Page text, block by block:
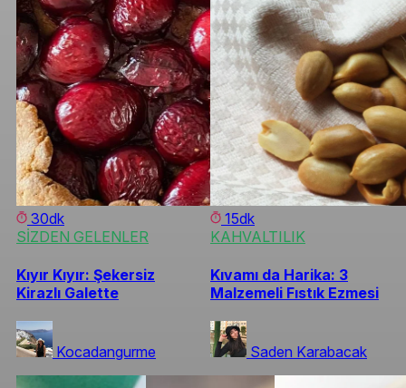
30dk
SİZDEN GELENLER
Kıyır Kıyır: Şekersiz
Kirazlı Galette
Kocadangurme
15dk
KAHVALTILIK
Kıvamı da Harika: 3
Malzemeli Fıstık Ezmesi
Saden Karabacak